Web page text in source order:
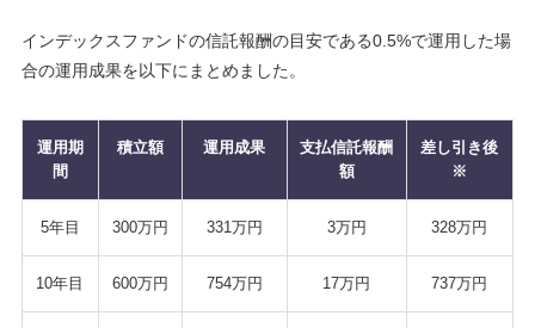
インデックスファンドの信託報酬の目安である0.5%で運用した場
合の運用成果を以下にまとめました。
運用期
間
積立額 運用成果
支払信託報酬
額
差し引き後
※
5年目 300万円 331万円 3万円 328万円
10年目 600万円 754万円 17万円 737万円